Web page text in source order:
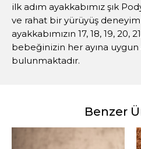
ilk adım ayakkabımız şık
ve rahat bir yürüyüş
ayakkabımızın 17, 18, 19, 20,
bebeğinizin her ayına uygun
bulunmaktadır.
Benzer